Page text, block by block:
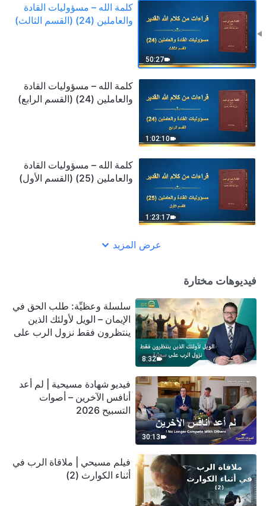
50:27
كلمة الله – مسؤوليات القادة
والعاملين (24) (القسم الثالث)
1:02:10
كلمة الله – مسؤوليات القادة
والعاملين (24) (القسم الرابع)
1:23:17
كلمة الله – مسؤوليات القادة
والعاملين (25) (القسم الأول)
عرض المزيد
فيديوهات مختارة
8:32
سلسلة وعظيِّة: طلب الحق في
الإيمان – الويل لأولئك الذين
ينتظرون فقط نزول الرب على
30:13
فيديو شهادة مسيحية | لم أعد
أنافس الآخرين – أصوات
التسبيح 2026
فيلم مسيحي | ملاقاة الرب في
أثناء الكوارث (2)